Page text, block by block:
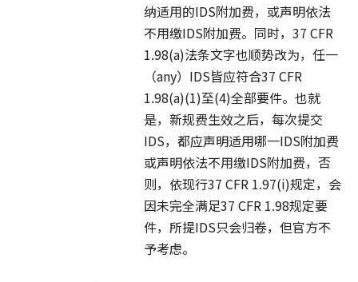
纳适用的IDS附加费，或声明依法
不用缴IDS附加费。同时，37 CFR
1.98(a)法条文字也顺势改为，任一
（any）IDS皆应符合37 CFR
1.98(a)(1)至(4)全部要件。也就
是，新规费生效之后，每次提交
IDS，都应声明适用哪一IDS附加费
或声明依法不用缴IDS附加费，否
则，依现行37 CFR 1.97(i)规定，会
因未完全满足37 CFR 1.98规定要
件，所提IDS只会归卷，但官方不
予考虑。